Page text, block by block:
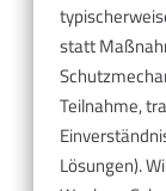
statt
Teilnahme,
Lösungen).